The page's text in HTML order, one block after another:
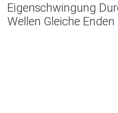
Eigenschwingung
Wellen Gleiche Enden